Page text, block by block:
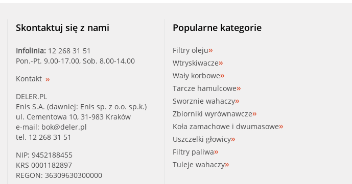
Skontaktuj się z nami
Infolinia: 12 268 31 51
Pon.-Pt. 9.00-17.00, Sob. 8.00-14.00
Kontakt
DELER.PL
Enis S.A. (dawniej: Enis sp. z o.o. sp.k.)
ul. Cementowa 10, 31-983 Kraków
e-mail: bok@deler.pl
tel. 12 268 31 51
NIP: 9452188455
KRS 0001182897
REGON: 36309630300000
Popularne kategorie
Filtry oleju
Wtryskiwacze
Wały korbowe
Tarcze hamulcowe
Sworznie wahaczy
Zbiorniki wyrównawcze
Koła zamachowe i dwumasowe
Uszczelki głowicy
Filtry paliwa
Tuleje wahaczy